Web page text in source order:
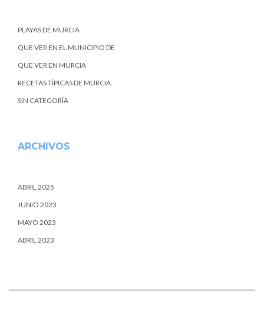
PLAYAS DE MURCIA
QUE VER EN EL MUNICIPIO DE
QUE VER EN MURCIA
RECETAS TÍPICAS DE MURCIA
SIN CATEGORÍA
ARCHIVOS
ABRIL 2025
JUNIO 2023
MAYO 2023
ABRIL 2023